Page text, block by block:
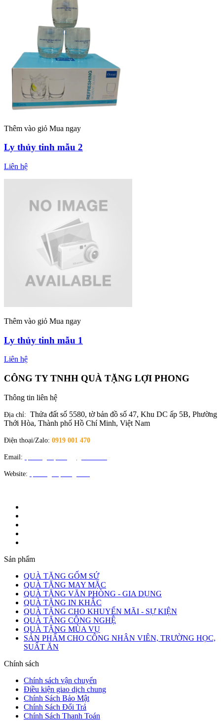
Thêm vào giỏ Mua ngay
Ly thủy tinh mẫu 2
Liên hệ
Thêm vào giỏ Mua ngay
Ly thủy tinh mẫu 1
Liên hệ
CÔNG TY TNHH QUÀ TẶNG LỢI PHONG
Thông tin liên hệ
Địa chỉ: Thửa đất số 5580, tờ bản đồ số 47, Khu DC ấp 5B, Phường
Thới Hòa, Thành phố Hồ Chí Minh, Việt Nam
Điện thoại/Zalo: 0919 001 470
Email:
Website:
Sản phẩm
QUÀ TẶNG GỐM SỨ
QUÀ TẶNG MAY MẶC
QUÀ TẶNG VĂN PHÒNG - GIA DỤNG
QUÀ TẶNG IN KHẮC
QUÀ TẶNG CHO KHUYẾN MÃI - SỰ KIỆN
QUÀ TẶNG CÔNG NGHỆ
QUÀ TẶNG MÙA VỤ
SẢN PHẨM CHO CÔNG NHÂN VIÊN, TRƯỜNG HỌC,
SUẤT ĂN
Chính sách
Chính sách vận chuyển
Điều kiện giao dịch chung
Chính Sách Bảo Mật
Chính Sách Đổi Trả
Chính Sách Thanh Toán